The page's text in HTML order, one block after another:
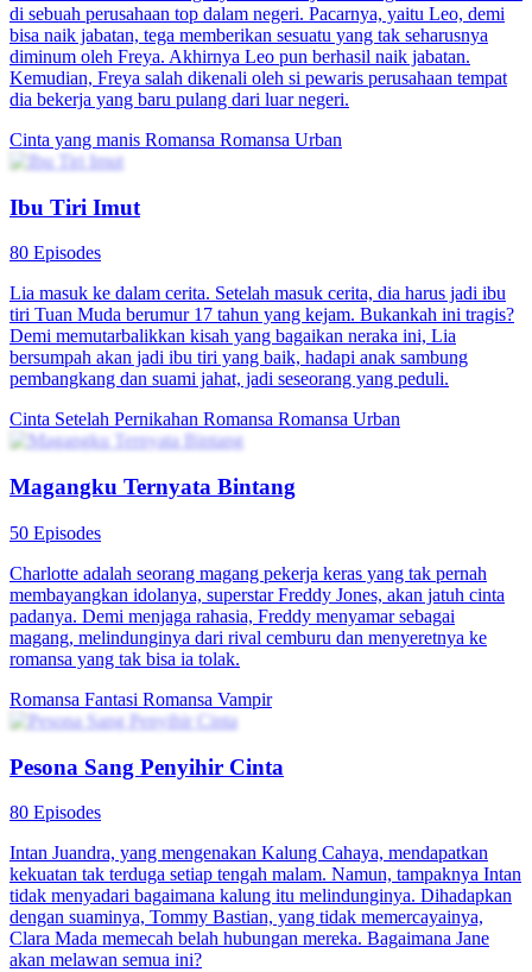
di sebuah perusahaan top dalam negeri. Pacarnya, yaitu Leo, demi
bisa naik jabatan, tega memberikan sesuatu yang tak seharusnya
diminum oleh Freya. Akhirnya Leo pun berhasil naik jabatan.
Kemudian, Freya salah dikenali oleh si pewaris perusahaan tempat
dia bekerja yang baru pulang dari luar negeri.
Cinta yang manis Romansa Romansa Urban
Ibu Tiri Imut
80 Episodes
Lia masuk ke dalam cerita. Setelah masuk cerita, dia harus jadi ibu
tiri Tuan Muda berumur 17 tahun yang kejam. Bukankah ini tragis?
Demi memutarbalikkan kisah yang bagaikan neraka ini, Lia
bersumpah akan jadi ibu tiri yang baik, hadapi anak sambung
pembangkang dan suami jahat, jadi seseorang yang peduli.
Cinta Setelah Pernikahan Romansa Romansa Urban
Magangku Ternyata Bintang
50 Episodes
Charlotte adalah seorang magang pekerja keras yang tak pernah
membayangkan idolanya, superstar Freddy Jones, akan jatuh cinta
padanya. Demi menjaga rahasia, Freddy menyamar sebagai
magang, melindunginya dari rival cemburu dan menyeretnya ke
romansa yang tak bisa ia tolak.
Romansa Fantasi Romansa Vampir
Pesona Sang Penyihir Cinta
80 Episodes
Intan Juandra, yang mengenakan Kalung Cahaya, mendapatkan
kekuatan tak terduga setiap tengah malam. Namun, tampaknya Intan
tidak menyadari bagaimana kalung itu melindunginya. Dihadapkan
dengan suaminya, Tommy Bastian, yang tidak memercayainya,
Clara Mada memecah belah hubungan mereka. Bagaimana Jane
akan melawan semua ini?